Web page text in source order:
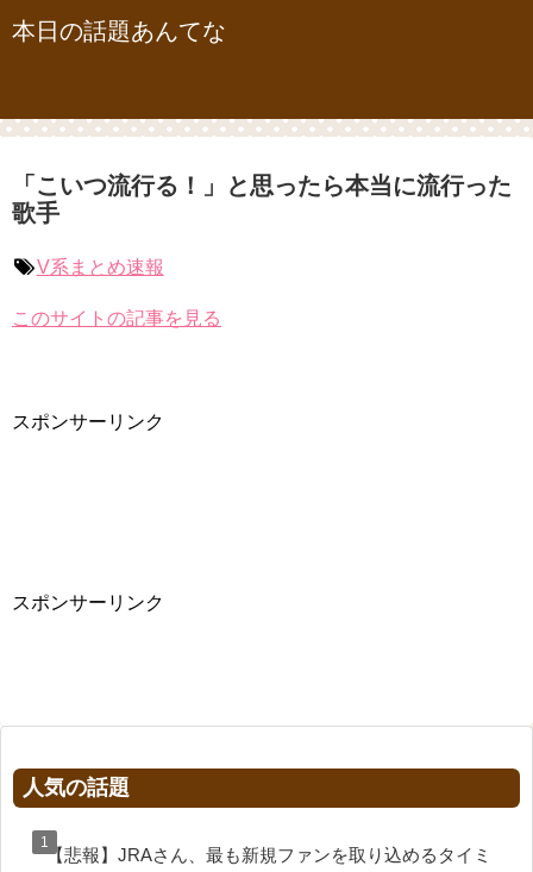
本日の話題あんてな
「こいつ流行る！」と思ったら本当に流行った
歌手
V系まとめ速報
このサイトの記事を見る
スポンサーリンク
スポンサーリンク
人気の話題
【悲報】JRAさん、最も新規ファンを取り込めるタイミ